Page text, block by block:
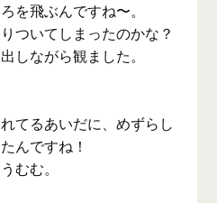
を飛ぶんですね〜。
ついてしまったのかな？
しながら観ました。
てるあいだに、めずらし
んですね！
むむ。